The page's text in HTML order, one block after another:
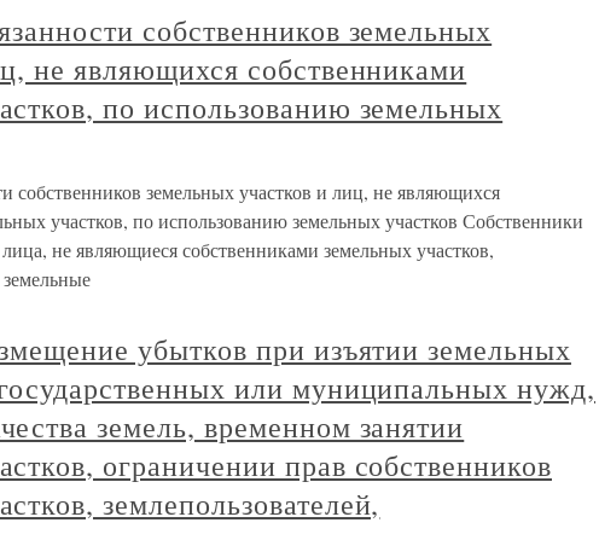
собственников земельных
не являющихся собственниками
по использованию земельных
собственников земельных участков и лиц, не являющихся
участков, по использованию земельных участков Собственники
не являющиеся собственниками земельных участков,
убытков при изъятии земельных
или муниципальных нужд,
земель, временном занятии
ограничении прав собственников
землепользователей,